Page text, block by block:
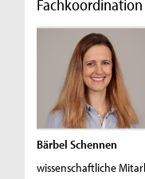
Bärbel Schennen
wissenschaftliche